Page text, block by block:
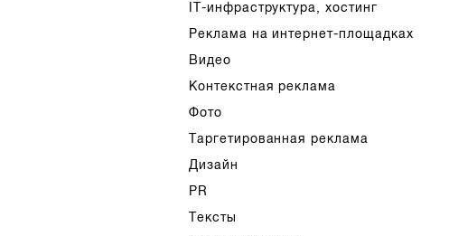
IT-инфраструктура, хостинг
Реклама на интернет-площадках
Видео
Контекстная реклама
Фото
Таргетированная реклама
Дизайн
PR
Тексты